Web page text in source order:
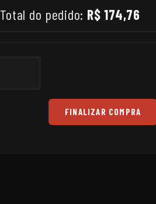
Total do pedido: R$ 174,76
FINALIZAR COMPRA